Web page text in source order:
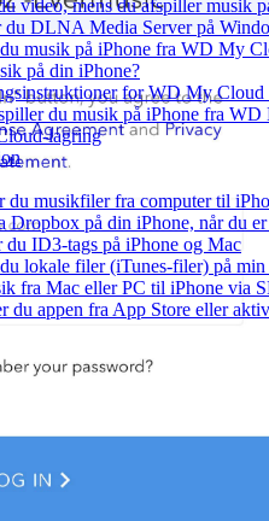
video, mens du afspiller musik
du DLNA Media Server på
musik på iPhone fra WD My
på din iPhone?
for WD My Cloud
du musik på iPhone fra
lagring
du musikfiler fra computer til
Dropbox på din iPhone, når du
du ID3-tags på iPhone og Mac
lokale filer (iTunes-filer) på min
fra Mac eller PC til iPhone via
du appen fra App Store eller